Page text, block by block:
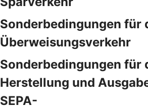
Sonderbedingungen für
Überweisungsverkehr
Sonderbedingungen für
Herstellung und
SEPA-